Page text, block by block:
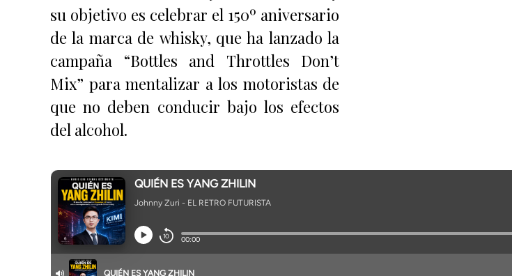
su objetivo es celebrar el 150º aniversario
de la marca de whisky, que ha lanzado la
campaña “Bottles and Throttles Don’t
Mix” para mentalizar a los motoristas de
que no deben conducir bajo los efectos
del alcohol.